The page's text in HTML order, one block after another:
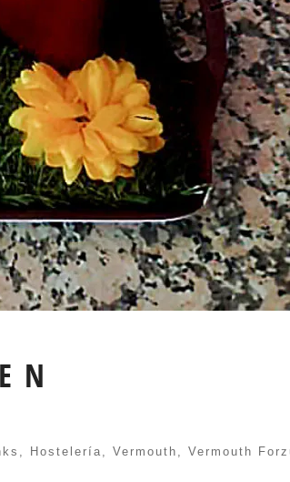
Hostelería Vermouth Vermouth